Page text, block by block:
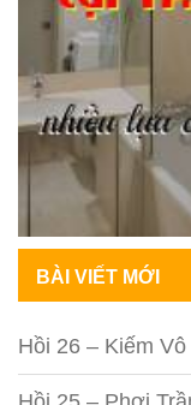
BÀI VIẾT MỚI
Hồi 26 – Kiếm